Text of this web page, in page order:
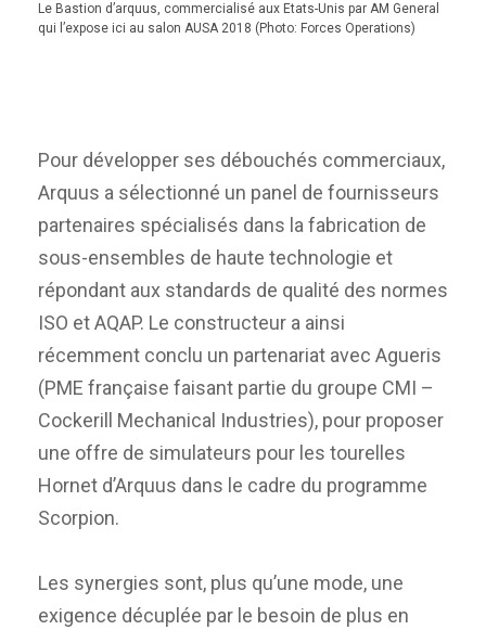
Le Bastion d’arquus, commercialisé aux Etats-Unis par AM General
qui l’expose ici au salon AUSA 2018 (Photo: Forces Operations)
Pour développer ses débouchés commerciaux,
Arquus a sélectionné un panel de fournisseurs
partenaires spécialisés dans la fabrication de
sous-ensembles de haute technologie et
répondant aux standards de qualité des normes
ISO et AQAP. Le constructeur a ainsi
récemment conclu un partenariat avec Agueris
(PME française faisant partie du groupe CMI –
Cockerill Mechanical Industries), pour proposer
une offre de simulateurs pour les tourelles
Hornet d’Arquus dans le cadre du programme
Scorpion.
Les synergies sont, plus qu’une mode, une
exigence décuplée par le besoin de plus en